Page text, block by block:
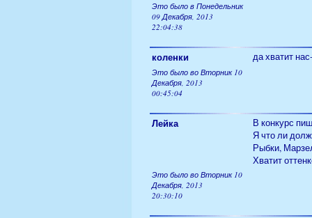
Это было в Понедельник
09 Декабря, 2013
22:04:38
коленки да хватит
Это было во Вторник 10
Декабря, 2013
00:45:04
Лейка
В конкурс
Я что ли
Рыбки,
Хватит
Это было во Вторник 10
Декабря, 2013
20:30:10